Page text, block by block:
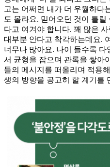
고는 어쩌면 내가 더 우월하다
도 몰라요. 믿어오던 것이 틀
다고 여겨야 합니다. 꽤 많은
대부분 안다고 착각하는데요.
너무나 많아요. 나이 들수록 다
서 균형을 잡으며 관록을 쌓아
들의 메시지를 떠올리며 적용
생의 방향을 공고히 할 계기를